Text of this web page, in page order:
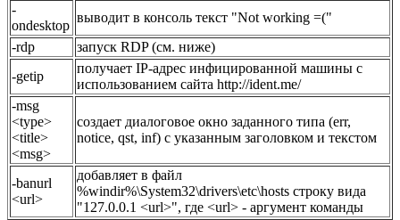
-
ondesktop
выводит в консоль текст "Not working =("
-rdp
запуск RDP (см. ниже)
-getip
получает IP-адрес инфицированной машины с
использованием сайта http://ident.me/
-msg
<type>
<title>
<msg>
создает диалоговое окно заданного типа (err,
notice, qst, inf) с указанным заголовком и текстом
-banurl
<url>
добавляет в файл
%windir%\System32\drivers\etc\hosts строку вида
"127.0.0.1 <url>", где <url> - аргумент команды